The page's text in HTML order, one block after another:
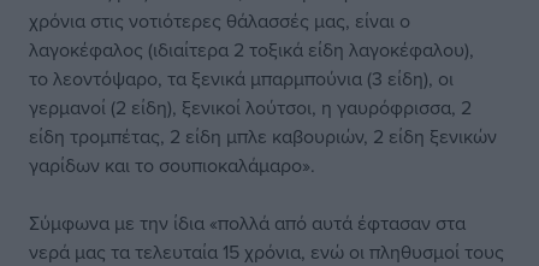
χρόνια στις νοτιότερες θάλασσές μας, είναι ο
λαγοκέφαλος (ιδιαίτερα 2 τοξικά είδη λαγοκέφαλου),
το λεοντόψαρο, τα ξενικά μπαρμπούνια (3 είδη), οι
γερμανοί (2 είδη), ξενικοί λούτσοι, η γαυρόφρισσα, 2
είδη τρομπέτας, 2 είδη μπλε καβουριών, 2 είδη ξενικών
γαρίδων και το σουπιοκαλάμαρο».
Σύμφωνα με την ίδια «πολλά από αυτά έφτασαν στα
νερά μας τα τελευταία 15 χρόνια, ενώ οι πληθυσμοί τους